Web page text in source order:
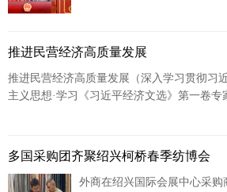
平发表重要讲话并检阅受阅
推进民营经济高质量发展
推进民营经济高质量发展（深入学习贯彻习
主义思想·学习《习近平经济文选》第一卷
多国采购团齐聚绍兴柯桥春季纺博会
外商在绍兴国际会展中心采